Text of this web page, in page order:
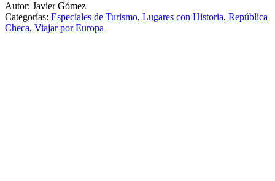
Autor: Javier Gómez
Categorías: Especiales de Turismo, Lugares con Historia, República
Checa, Viajar por Europa